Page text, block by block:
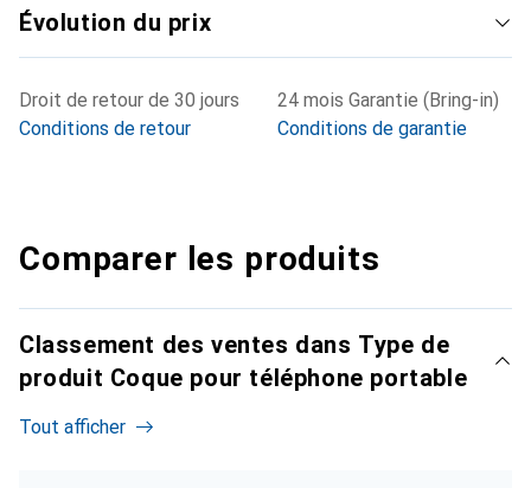
Évolution du prix
Droit de retour de 30 jours
Conditions de retour
24 mois Garantie (Bring-in)
Conditions de garantie
Comparer les produits
Classement des ventes dans Type de
produit Coque pour téléphone portable
Tout afficher